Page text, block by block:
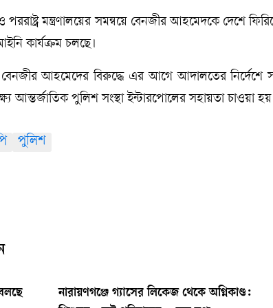
ও পররাষ্ট্র মন্ত্রণালয়ের সমন্বয়ে বেনজীর আহমেদকে দেশে
কার্যক্রম চলছে।
আহমেদের বিরুদ্ধে এর আগে আদালতের নির্দেশে
আন্তর্জাতিক পুলিশ সংস্থা ইন্টারপোলের সহায়তা চাওয়া
পুলিশ
নারায়ণগঞ্জে গ্যাসের লিকেজ থেকে অগ্নিকাণ্ড: